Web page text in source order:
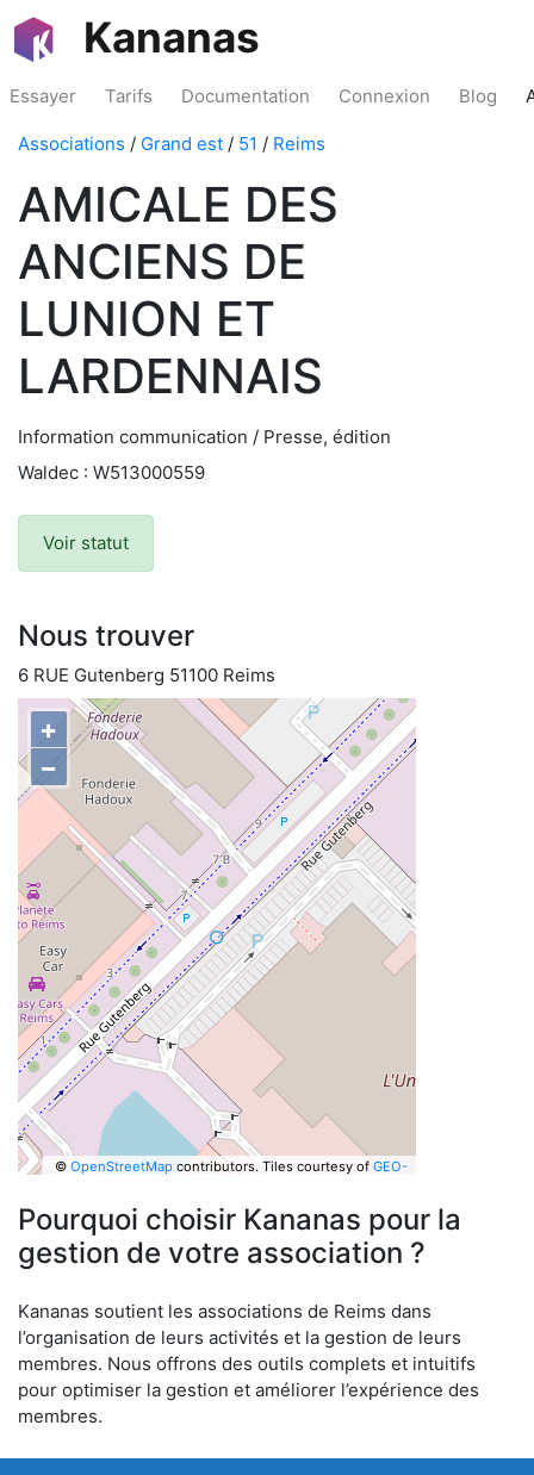
Kananas
Essayer Tarifs Documentation Connexion Blog
Associations / Grand est / 51 / Reims
AMICALE DES
ANCIENS DE
LUNION ET
LARDENNAIS
Information communication / Presse, édition
Waldec : W513000559
Voir statut
Nous trouver
6 RUE Gutenberg 51100 Reims
+
−
© OpenStreetMapcontributors. Tiles courtesy of GEO-
Pourquoi choisir Kananas pour la
gestion de votre association ?
Kananas soutient les associations de Reims dans
l’organisation de leurs activités et la gestion de leurs
membres. Nous offrons des outils complets et intuitifs
pour optimiser la gestion et améliorer l’expérience des
membres.